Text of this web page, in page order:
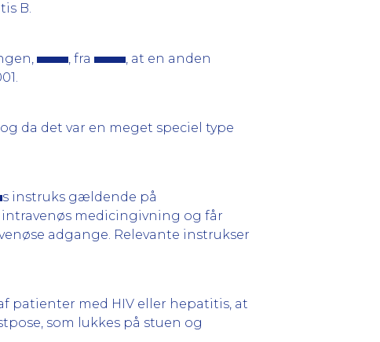
B.
, fra
, at en anden
da det var en meget speciel type
s instruks gældende på
medicingivning og får
adgange. Relevante instrukser
patienter med HIV eller hepatitis, at
som lukkes på stuen og